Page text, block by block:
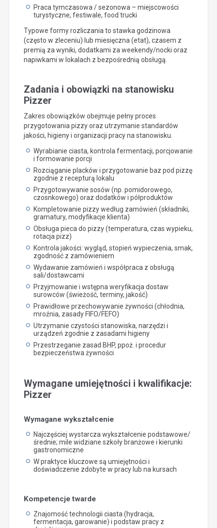
Praca tymczasowa / sezonowa – miejscowości
turystyczne, festiwale, food trucki
Typowe formy rozliczania to stawka godzinowa
(często w zleceniu) lub miesięczna (etat), czasem z
premią za wyniki, dodatkami za weekendy/nocki oraz
napiwkami w lokalach z bezpośrednią obsługą.
Zadania i obowiązki na stanowisku
Pizzer
Zakres obowiązków obejmuje pełny proces
przygotowania pizzy oraz utrzymanie standardów
jakości, higieny i organizacji pracy na stanowisku.
Wyrabianie ciasta, kontrola fermentacji, porcjowanie
i formowanie porcji
Rozciąganie placków i przygotowanie baz pod pizzę
zgodnie z recepturą lokalu
Przygotowywanie sosów (np. pomidorowego,
czosnkowego) oraz dodatków i półproduktów
Kompletowanie pizzy według zamówień (składniki,
gramatury, modyfikacje klienta)
Obsługa pieca do pizzy (temperatura, czas wypieku,
rotacja pizz)
Kontrola jakości: wygląd, stopień wypieczenia, smak,
zgodność z zamówieniem
Wydawanie zamówień i współpraca z obsługą
sali/dostawcami
Przyjmowanie i wstępna weryfikacja dostaw
surowców (świeżość, terminy, jakość)
Prawidłowe przechowywanie żywności (chłodnia,
mroźnia, zasady FIFO/FEFO)
Utrzymanie czystości stanowiska, narzędzi i
urządzeń zgodnie z zasadami higieny
Przestrzeganie zasad BHP, ppoż. i procedur
bezpieczeństwa żywności
Wymagane umiejętności i kwalifikacje:
Pizzer
Wymagane wykształcenie
Najczęściej wystarcza wykształcenie podstawowe/
średnie; mile widziane szkoły branżowe i kierunki
gastronomiczne
W praktyce kluczowe są umiejętności i
doświadczenie zdobyte w pracy lub na kursach
Kompetencje twarde
Znajomość technologii ciasta (hydracja,
fermentacja, garowanie) i podstaw pracy z